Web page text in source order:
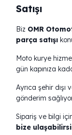
Satışı
Biz OMR
parça satışı
Moto kurye
gün kapınıza
Ayrıca şehir
gönderim
Sipariş ve bilgi
bize